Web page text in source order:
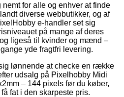
for alle og enhver at finde
diverse webbutikker, og af
e-handler set sig
på mange af deres
ligeså til kvinder og mænd –
yde fragtfri levering.
lønnende at checke en række
udsalg på Pixelhobby Midi
– 144 pixels før du køber,
fat i den skarpeste pris.